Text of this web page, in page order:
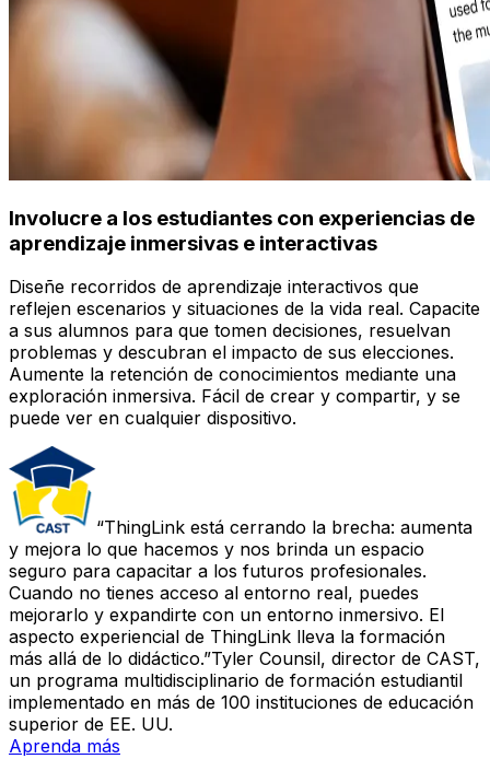
Involucre a los estudiantes con experiencias de
aprendizaje inmersivas e interactivas
Diseñe recorridos de aprendizaje interactivos que
reflejen escenarios y situaciones de la vida real. Capacite
a sus alumnos para que tomen decisiones, resuelvan
problemas y descubran el impacto de sus elecciones.
Aumente la retención de conocimientos mediante una
exploración inmersiva. Fácil de crear y compartir, y se
puede ver en cualquier dispositivo.
ThingLink está cerrando la brecha: aumenta
y mejora lo que hacemos y nos brinda un espacio
seguro para capacitar a los futuros profesionales.
Cuando no tienes acceso al entorno real, puedes
mejorarlo y expandirte con un entorno inmersivo. El
aspecto experiencial de ThingLink lleva la formación
más allá de lo didáctico. Tyler Counsil, director de CAST,
un programa multidisciplinario de formación estudiantil
implementado en más de 100 instituciones de educación
superior de EE. UU.
Aprenda más